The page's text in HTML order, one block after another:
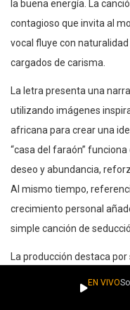
la buena energía. La
contagioso que invita al
vocal fluye con
cargados de carisma.
La letra presenta una
utilizando imágenes
africana para crear una
“casa del faraón”
deseo y abundancia,
Al mismo tiempo,
crecimiento personal
simple canción de
La producción destaca
base rítmica diseñada
principio a fin. “Pharaoh’s
EN VIVO